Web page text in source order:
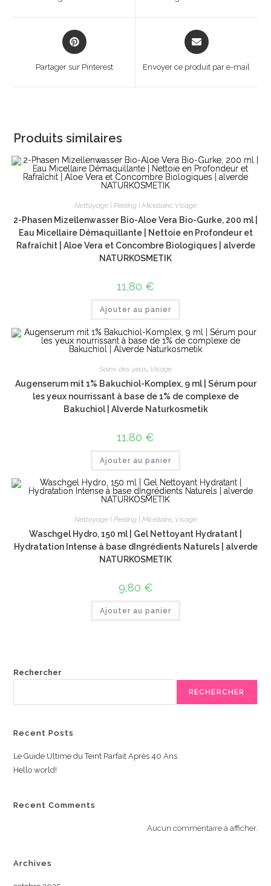
new
Opens
in
Partager sur Pinterest
Opens
in
new
Envoyer ce produit par e-mail
Produits similaires
Nettoyage | Peeling | Micellaire, Visage
2-Phasen Mizellenwasser Bio-Aloe Vera Bio-Gurke, 200 ml |
Eau Micellaire Démaquillante | Nettoie en Profondeur et
Rafraîchit | Aloe Vera et Concombre Biologiques | alverde
NATURKOSMETIK
11,80 €
Ajouter au panier
Soins des yeux, Visage
Augenserum mit 1% Bakuchiol-Komplex, 9 ml | Sérum pour
les yeux nourrissant à base de 1% de complexe de
Bakuchiol | Alverde Naturkosmetik
11,80 €
Ajouter au panier
Nettoyage | Peeling | Micellaire, Visage
Waschgel Hydro, 150 ml | Gel Nettoyant Hydratant |
Hydratation Intense à base dIngrédients Naturels | alverde
NATURKOSMETIK
9,80 €
Ajouter au panier
Rechercher
RECHERCHER
Recent Posts
Le Guide Ultime du Teint Parfait Après 40 Ans
Hello world!
Recent Comments
Aucun commentaire à afficher.
Archives